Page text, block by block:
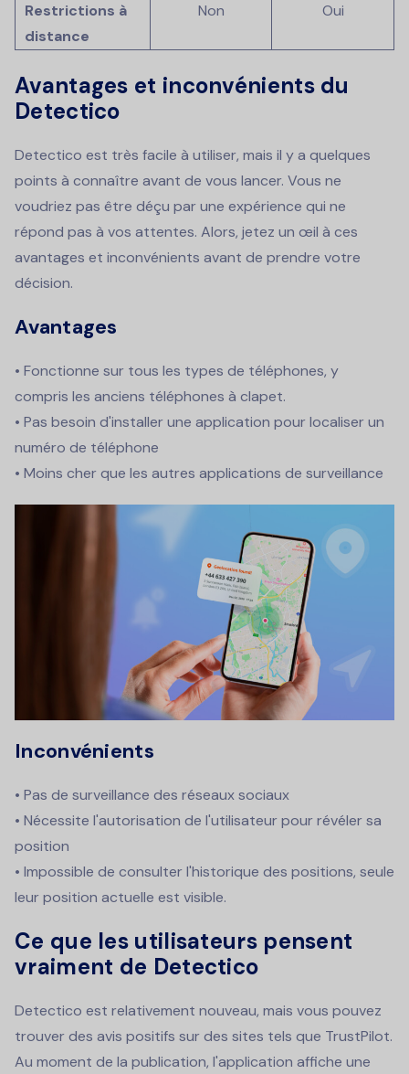
Restrictions à
distance
Non Oui
Avantages et inconvénients du
Detectico
Detectico est très facile à utiliser, mais il y a quelques
points à connaître avant de vous lancer. Vous ne
voudriez pas être déçu par une expérience qui ne
répond pas à vos attentes. Alors, jetez un œil à ces
avantages et inconvénients avant de prendre votre
décision.
Avantages
• Fonctionne sur tous les types de téléphones, y
compris les anciens téléphones à clapet.
• Pas besoin d'installer une application pour localiser un
numéro de téléphone
• Moins cher que les autres applications de surveillance
Inconvénients
• Pas de surveillance des réseaux sociaux
• Nécessite l'autorisation de l'utilisateur pour révéler sa
position
• Impossible de consulter l'historique des positions, seule
leur position actuelle est visible.
Ce que les utilisateurs pensent
vraiment de Detectico
Detectico est relativement nouveau, mais vous pouvez
trouver des avis positifs sur des sites tels que TrustPilot.
Au moment de la publication, l'application affiche une